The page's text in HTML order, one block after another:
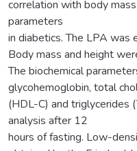
correlation with body
parameters
in diabetics. The LPA was
Body mass and height
The biochemical
glycohemoglobin, total
(HDL-C) and triglycerides
analysis after 12
hours of fasting. Low-